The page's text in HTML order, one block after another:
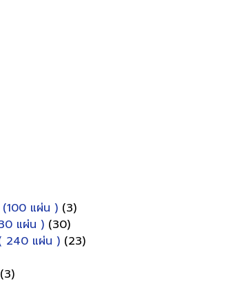
(100 แผ่น ) (3)
แผ่น ) (30)
240 แผ่น ) (23)
(3)